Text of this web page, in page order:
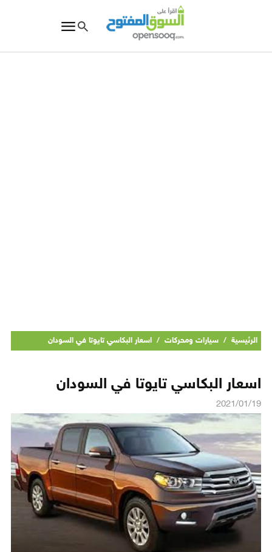
الرئيسية / سيارات ومحركات / اسعار البكاسي تايوتا في السودان
اسعار البكاسي تايوتا في السودان
2021/01/19